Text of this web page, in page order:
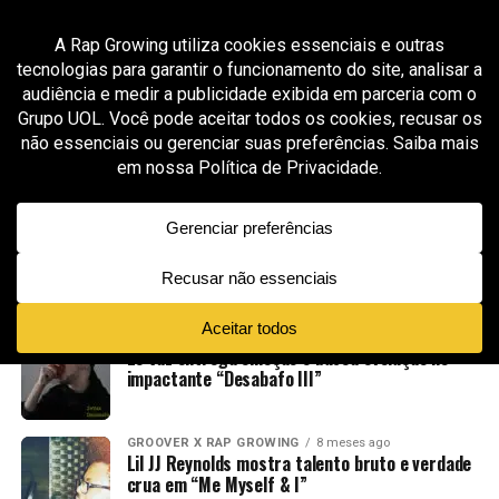
All posts tagged "rap emocional"
GROOVER X RAP GROWING 2 meses ago
Astro Alex é aprovado pela curadoria da Rap Growing com
“Mama Tried to Keep Me Clean”, faixa sombria, emocional e
cinematográfica
GROOVER X RAP GROWING 4 meses ago
emocional em narrativa intensa em “Shotz”
GROOVER X RAP GROWING
Zé Vaz entrega emoção e busca evolução no
impactante “Desabafo III”
GROOVER X RAP GROWING 8 meses ago
Lil JJ Reynolds mostra talento bruto e verdade
crua em “Me Myself & I”